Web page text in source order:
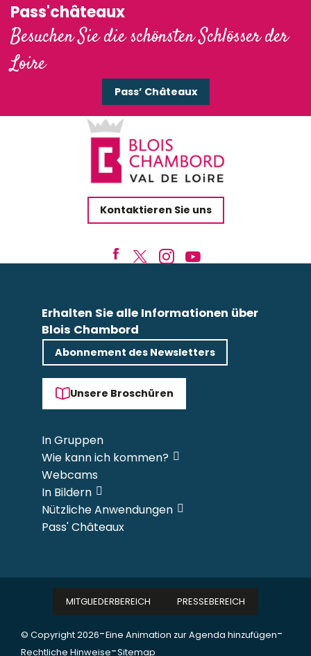
Pass'châteaux
Besuchen Sie die schönsten Schlösser der
Loire
Pass’ Châteaux
Kontaktieren Sie uns
Erhalten Sie alle Informationen über
Blois Chambord
Abonnement des Newsletters
Unsere Broschüren
In Gruppen
Wie kann ich kommen?
Webcams
In Bildern
Nützliche Anwendungen
Pass' Châteaux
© Copyright 2026-Eine Animation zur Agenda hinzufügen-
Rechtliche Hinweise-Sitemap
MITGLIEDERBEREICH PRESSEBEREICH